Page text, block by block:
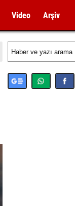
Video Arşiv